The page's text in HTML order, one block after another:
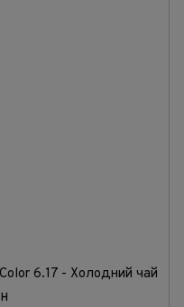
6.17 - Холодний чай